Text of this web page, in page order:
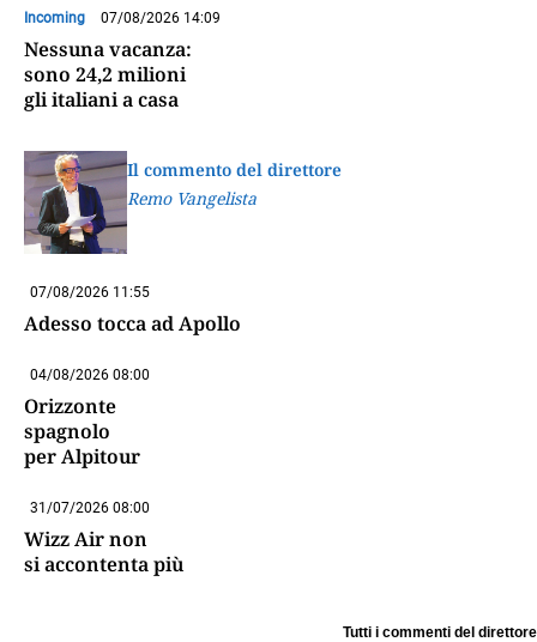
Incoming 07/08/2026 14:09
Nessuna vacanza:
sono 24,2 milioni
gli italiani a casa
Il commento del direttore
Remo Vangelista
07/08/2026 11:55
Adesso tocca ad Apollo
04/08/2026 08:00
Orizzonte
spagnolo
per Alpitour
31/07/2026 08:00
Wizz Air non
si accontenta più
Tutti i commenti del direttore